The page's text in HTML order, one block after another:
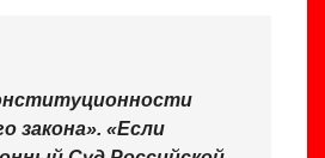
закона». «Если